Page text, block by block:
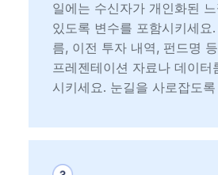
일에는 수신자가 개인화된
있도록 변수를 포함시키세요
름, 이전 투자 내역, 펀드명
프레젠테이션 자료나 데이터
시키세요. 눈길을 사로잡도